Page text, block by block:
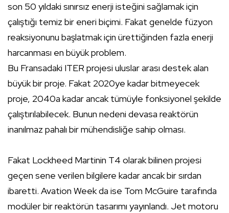
son 50 yıldaki sınırsız enerji isteğini sağlamak için
çalıştığı temiz bir eneri biçimi. Fakat genelde füzyon
reaksiyonunu başlatmak için ürettiğinden fazla enerji
harcanması en büyük problem.
Bu Fransadaki ITER projesi uluslar arası destek alan
büyük bir proje. Fakat 2020ye kadar bitmeyecek
proje, 2040a kadar ancak tümüyle fonksiyonel şekilde
çalıştırılabilecek. Bunun nedeni devasa reaktörün
inanılmaz pahalı bir mühendisliğe sahip olması.
Fakat Lockheed Martinin T4 olarak bilinen projesi
geçen sene verilen bilgilere kadar ancak bir sırdan
ibaretti. Avation Week da ise Tom McGuire tarafında
modüler bir reaktörün tasarımı yayınlandı. Jet motoru